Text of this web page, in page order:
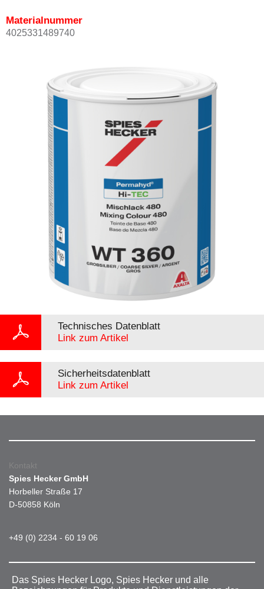
Materialnummer
4025331489740
Technisches Datenblatt
Link zum Artikel
Sicherheitsdatenblatt
Link zum Artikel
Kontakt
Spies Hecker GmbH
Horbeller Straße 17
D-50858 Köln
+49 (0) 2234 - 60 19 06
Das Spies Hecker Logo, Spies Hecker und alle